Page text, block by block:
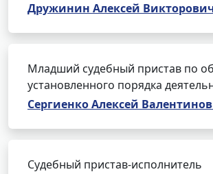
Дружинин Алексей
Младший судебный пристав по
установленного порядка
Сергиенко Алексей
Судебный пристав-исполнитель